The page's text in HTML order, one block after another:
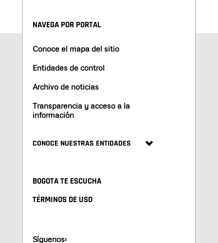
NAVEGA POR PORTAL
Conoce el mapa del sitio
Entidades de control
Archivo de noticias
Transparencia y acceso a la
información
CONOCE NUESTRAS ENTIDADES
BOGOTA TE ESCUCHA
TÉRMINOS DE USO
Síguenos: